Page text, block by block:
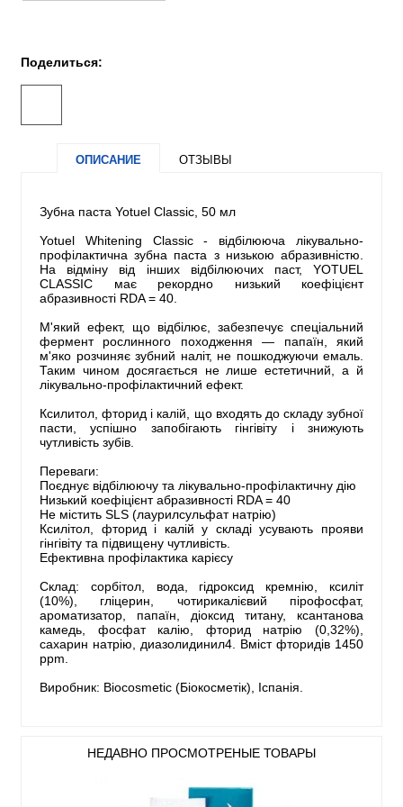
Поделиться:
ОПИСАНИЕ ОТЗЫВЫ
Зубна паста Yotuel Classiс, 50 мл
Yotuel Whitening Classic - відбілююча лікувально-
профілактична зубна паста з низькою абразивністю.
На відміну від інших відбілюючих паст, YOTUEL
CLASSIC має рекордно низький коефіцієнт
абразивності RDA = 40.
М'який ефект, що відбілює, забезпечує спеціальний
фермент рослинного походження — папаїн, який
м'яко розчиняє зубний наліт, не пошкоджуючи емаль.
Таким чином досягається не лише естетичний, а й
лікувально-профілактичний ефект.
Ксилитол, фторид і калій, що входять до складу зубної
пасти, успішно запобігають гінгівіту і знижують
чутливість зубів.
Переваги:
Поєднує відбілюючу та лікувально-профілактичну дію
Низький коефіцієнт абразивності RDA = 40
Не містить SLS (лаурилсульфат натрію)
Ксилітол, фторид і калій у складі усувають прояви
гінгівіту та підвищену чутливість.
Ефективна профілактика карієсу
Склад: сорбітол, вода, гідроксид кремнію, ксиліт
(10%), гліцерин, чотирикалієвий пірофосфат,
ароматизатор, папаїн, діоксид титану, ксантанова
камедь, фосфат калію, фторид натрію (0,32%),
сахарин натрію, диазолидинил4. Вміст фторидів 1450
ppm.
Виробник: Biocosmetic (Біокосметік), Іспанія.
НЕДАВНО ПРОСМОТРЕНЫЕ ТОВАРЫ